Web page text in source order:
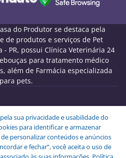
do Produtor se destaca pela
de produtos e serviços de Pet
PR, possui Clínica Veterinária 24
para tratamento médico
além de Farmácia especializada
para pets.
0001-72
Rebouças, 1826 - Rebouças -
- CEP: 80230-040.
Comércio de Rações LTDA -
sua privacidade e usabilidade do
para identificar e armazenar
personalizar conteúdos e anúncios
e fechar”, você aceita o uso de